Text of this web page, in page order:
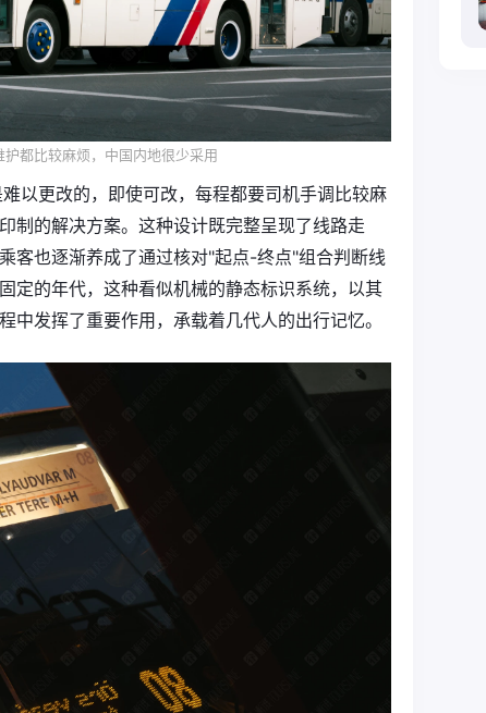
都比较麻烦，中国内地很少采用
以更改的，即使可改，每程都要司机手调比较麻
制的解决方案。这种设计既完整呈现了线路走
客也逐渐养成了通过核对"起点-终点"组合判断线
定的年代，这种看似机械的静态标识系统，以其
发挥了重要作用，承载着几代人的出行记忆。